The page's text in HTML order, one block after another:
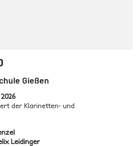
Gießen
der Klarinetten- und
Leidinger